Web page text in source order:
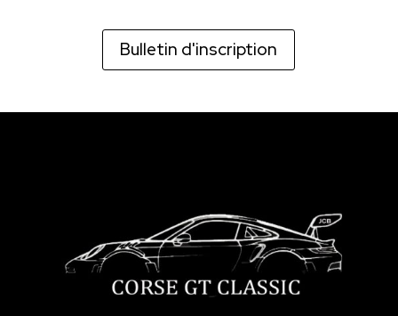
Bulletin d'inscription